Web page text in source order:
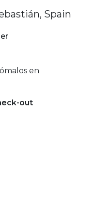
Spain
en
out